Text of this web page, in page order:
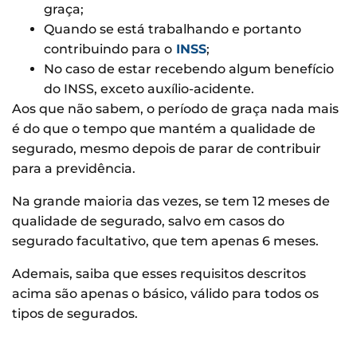
graça;
Quando se está trabalhando e portanto
contribuindo para o INSS;
No caso de estar recebendo algum benefício
do INSS, exceto auxílio-acidente.
Aos que não sabem, o período de graça nada mais
é do que o tempo que mantém a qualidade de
segurado, mesmo depois de parar de contribuir
para a previdência.
Na grande maioria das vezes, se tem 12 meses de
qualidade de segurado, salvo em casos do
segurado facultativo, que tem apenas 6 meses.
Ademais, saiba que esses requisitos descritos
acima são apenas o básico, válido para todos os
tipos de segurados.